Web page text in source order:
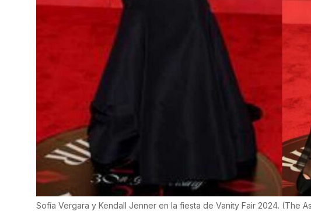
Sofía Vergara y Kendall Jenner en la fiesta de Vanity Fair 2024. (The